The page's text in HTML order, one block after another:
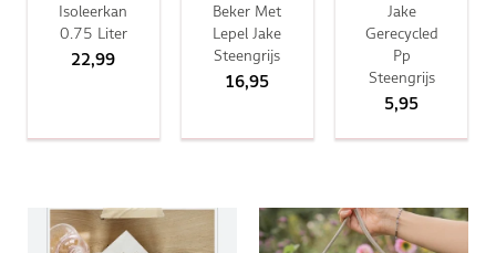
Isoleerkan
0.75 Liter
22,99
Beker Met
Lepel Jake
Steengrijs
16,95
Jake
Gerecycled
Pp
Steengrijs
5,95